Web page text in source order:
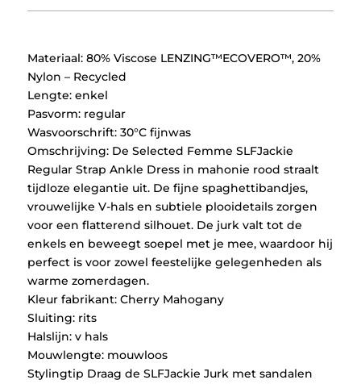
Materiaal: 80% Viscose LENZING™ECOVERO™, 20%
Nylon – Recycled
Lengte: enkel
Pasvorm: regular
Wasvoorschrift: 30°C fijnwas
Omschrijving: De Selected Femme SLFJackie
Regular Strap Ankle Dress in mahonie rood straalt
tijdloze elegantie uit. De fijne spaghettibandjes,
vrouwelijke V-hals en subtiele plooidetails zorgen
voor een flatterend silhouet. De jurk valt tot de
enkels en beweegt soepel met je mee, waardoor hij
perfect is voor zowel feestelijke gelegenheden als
warme zomerdagen.
Kleur fabrikant: Cherry Mahogany
Sluiting: rits
Halslijn: v hals
Mouwlengte: mouwloos
Stylingtip Draag de SLFJackie Jurk met sandalen